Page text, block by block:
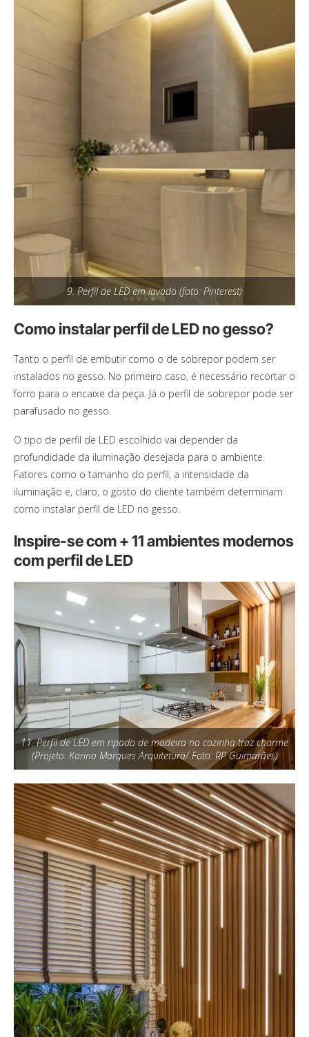
9. Perfil de LED em lavado (foto: Pinterest)
Como instalar perfil de LED no gesso?
Tanto o perfil de embutir como o de sobrepor podem ser
instalados no gesso. No primeiro caso, é necessário recortar o
forro para o encaixe da peça. Já o perfil de sobrepor pode ser
parafusado no gesso.
O tipo de perfil de LED escolhido vai depender da
profundidade da iluminação desejada para o ambiente.
Fatores como o tamanho do perfil, a intensidade da
iluminação e, claro, o gosto do cliente também determinam
como instalar perfil de LED no gesso.
Inspire-se com + 11 ambientes modernos
com perfil de LED
11. Perfil de LED em ripado de madeira na cozinha traz charme
(Projeto: Karina Marques Arquitetura/ Foto: RP Guimarães)